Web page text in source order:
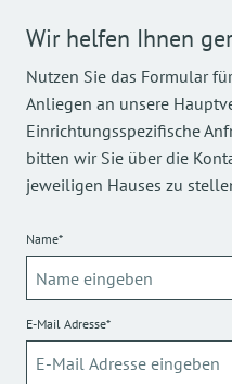
Wir helfen Ihnen
Nutzen Sie das Formular
Anliegen an unsere
Einrichtungsspezifische
bitten wir Sie über die
jeweiligen Hauses zu
Name*
E-Mail Adresse*